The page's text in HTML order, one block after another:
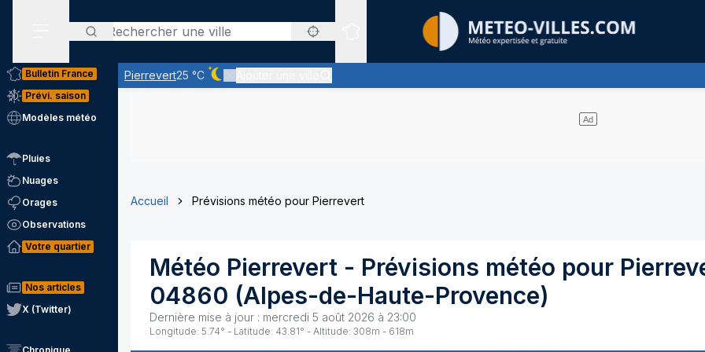
Rechercher
Sites expertis&eacute;s
Pierrevert25 °C
Ciel dégagé - quasiment pas de nuages
Bulletin France
Prévi. saison
Modèles météo
Pluies
Nuages
Orages
Observations
Votre quartier
Nos articles
X (Twitter)
Accueil Prévisions météo pour Pierrevert
Météo Pierrevert - Prévisions météo pour
04860 (Alpes-de-Haute-Provence)
Dernière mise à jour : mercredi 5 août 2026 à 23:00
Longitude: 5.74° - Latitude: 43.81° - Altitude: 308m - 618m